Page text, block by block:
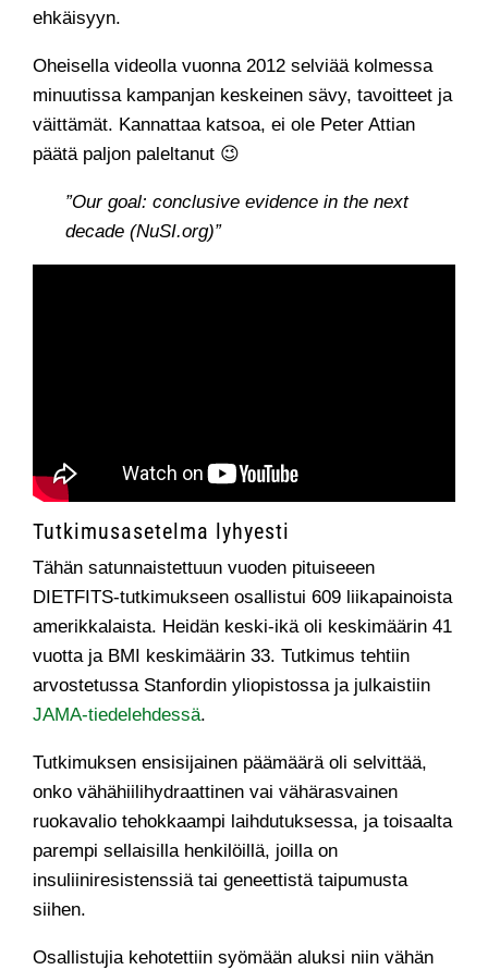
ehkäisyyn.
Oheisella videolla vuonna 2012 selviää kolmessa
minuutissa kampanjan keskeinen sävy, tavoitteet ja
väittämät. Kannattaa katsoa, ei ole Peter Attian
päätä paljon paleltanut 😉
”Our goal: conclusive evidence in the next
decade (NuSI.org)”
Tutkimusasetelma lyhyesti
Tähän satunnaistettuun vuoden pituiseeen
DIETFITS-tutkimukseen osallistui 609 liikapainoista
amerikkalaista. Heidän keski-ikä oli keskimäärin 41
vuotta ja BMI keskimäärin 33. Tutkimus tehtiin
arvostetussa Stanfordin yliopistossa ja julkaistiin
JAMA-tiedelehdessä.
Tutkimuksen ensisijainen päämäärä oli selvittää,
onko vähähiilihydraattinen vai vähärasvainen
ruokavalio tehokkaampi laihdutuksessa, ja toisaalta
parempi sellaisilla henkilöillä, joilla on
insuliiniresistenssiä tai geneettistä taipumusta
siihen.
Osallistujia kehotettiin syömään aluksi niin vähän